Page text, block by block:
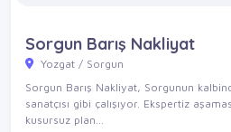
Sorgun Barış Nakliyat
Yozgat / Sorgun
Sorgun Barış Nakliyat, Sorgunun
sanatçısı gibi çalışıyor. Ekspertiz
kusursuz plan...